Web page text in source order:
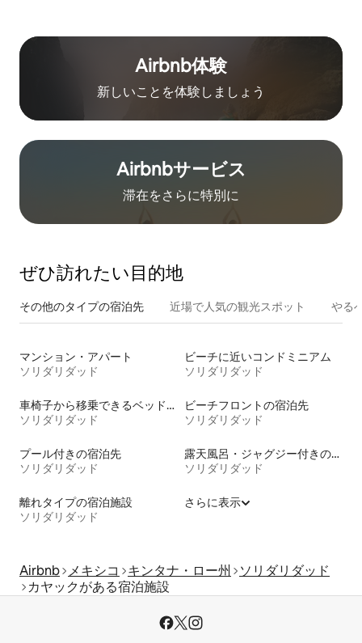
Airbnb体験
新しいことを体験しましょう
Airbnb⁠サ⁠ー⁠ビ⁠ス
滞在をさ⁠ら⁠に特⁠別⁠に
ぜひ訪⁠れ⁠た⁠い目⁠的⁠地
その他のタ⁠イ⁠プ⁠の宿⁠泊⁠先 近場で人気の観光スポット やる
マンション・アパート
ソリダリダッド
ビーチに近いコンドミニアム
ソリダリダッド
車椅子から移乗できるベッドがある宿泊施設
ソリダリダッド
ビーチフロントの宿泊先
ソリダリダッド
プール付きの宿泊先
ソリダリダッド
露天風呂・ジャグジー付きの宿泊施設
ソリダリダッド
離れタイプの宿泊施設
ソリダリダッド
さらに表示
Airbnb メキシコ キンタナ・ロー州
ソリダリダッド
カヤックがある宿泊施設